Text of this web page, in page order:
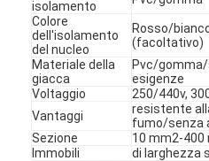
isolamento
Colore
dell'isolamento
del nucleo
Rosso/
(facoltativo)
Materiale della
giacca
Pvc/
esigenze
Voltaggio
250/440v,
Vantaggi
resistente
fumo/senza
Sezione
10 mm2-400
Immobili
di larghezza